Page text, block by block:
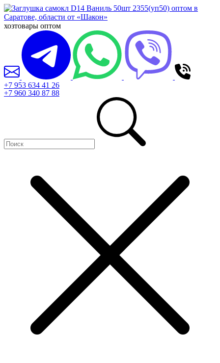
хозтовары оптом
+7 953 634 41 26
+7 960 340 87 88